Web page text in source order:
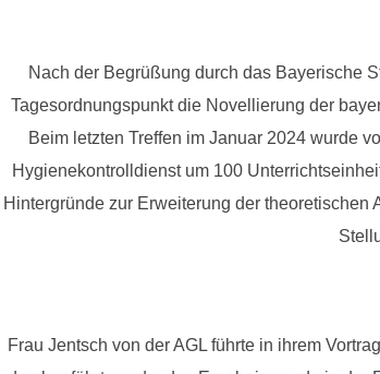
Nach der Begrüßung durch das Bayerische
Tagesordnungspunkt die Novellierung der
Beim letzten Treffen im Januar 2024 wurde
Hygienekontrolldienst um 100
Hintergründe zur Erweiterung der
Frau Jentsch von der AGL führte in ihrem